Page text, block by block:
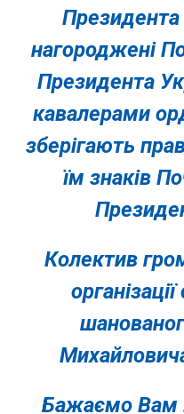
Президента
нагороджені
Президента
кавалерами
зберігають
їм знаків
Колектив
Бажаємо Вам